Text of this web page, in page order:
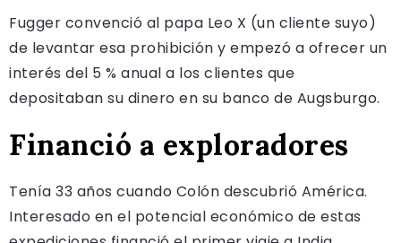
Fugger convenció al papa Leo X (un cliente suyo)
de levantar esa prohibición y empezó a ofrecer un
interés del 5 % anual a los clientes que
depositaban su dinero en su banco de Augsburgo.
Financió a exploradores
Tenía 33 años cuando Colón descubrió América.
Interesado en el potencial económico de estas